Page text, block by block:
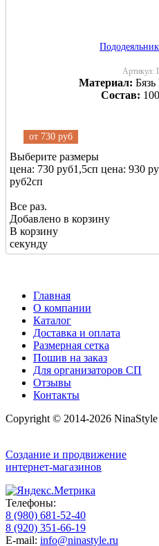
Артикул:
Материал:
Состав:
от 730 руб
Выберите размеры
цена: 730 руб1,5сп цена: 930
руб2сп
Все раз.
Добавлено в корзину
В корзину
секунду
Главная
О компании
Каталог
Доставка и оплата
Размерная сетка
Пошив на заказ
Для организаторов СП
Отзывы
Контакты
Copyright © 2014-2026 NinaStyle
Создание и продвижение
интернет-магазинов
Телефоны:
8 (980) 681-52-40
8 (920) 351-66-19
E-mail: info@ninastyle.ru